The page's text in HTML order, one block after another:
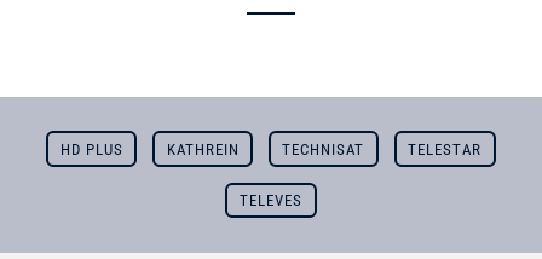
HD PLUS KATHREIN TECHNISAT TELESTAR
TELEVES